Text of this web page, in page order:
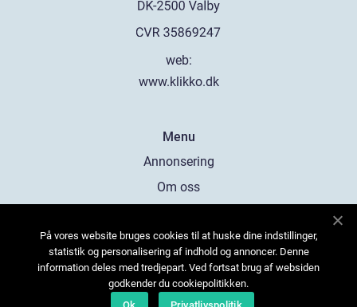
web:
www.klikko.dk
Menu
Annonsering
Om oss
Kontakta oss
Sitemap
På vores website bruges cookies til at huske dine indstillinger,
statistik og personalisering af indhold og annoncer. Denne
information deles med tredjepart. Ved fortsat brug af websiden
godkender du cookiepolitikken.